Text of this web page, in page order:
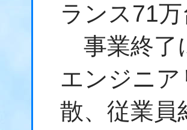
ランス71
事業終了
エンジニ
散、従業員